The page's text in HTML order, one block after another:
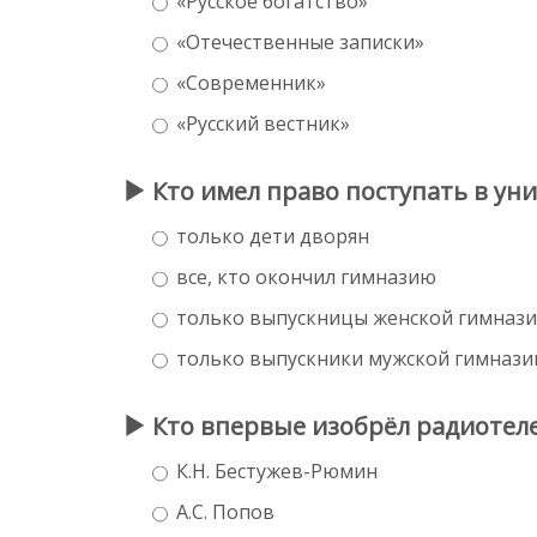
«Отечественные записки»
«Современник»
«Русский вестник»
Кто имел право поступать в
только дети дворян
все, кто окончил гимназию
только выпускницы женской
только выпускники мужской
Кто впервые изобрёл
К.Н. Бестужев-Рюмин
А.С. Попов